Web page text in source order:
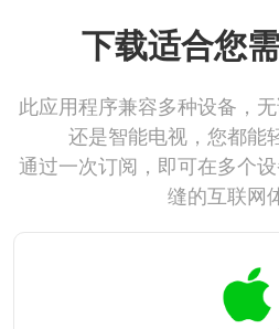
下载适合您
此应用程序兼容多种设备，
还是智能电视，您都能
通过一次订阅，即可在多个
缝的互联网